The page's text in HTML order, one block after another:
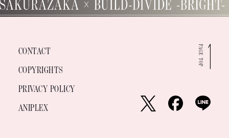
PAGE TOP
CONTACT
COPYRIGHTS
PRIVACY POLICY
ANIPLEX